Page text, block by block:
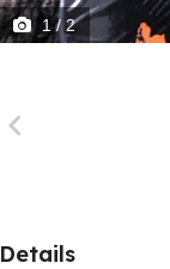
1 / 2
Details